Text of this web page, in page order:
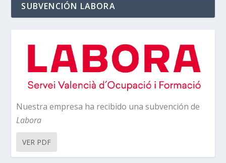
SUBVENCIÓN LABORA
Nuestra empresa ha recibido una subvención de
Labora
VER PDF